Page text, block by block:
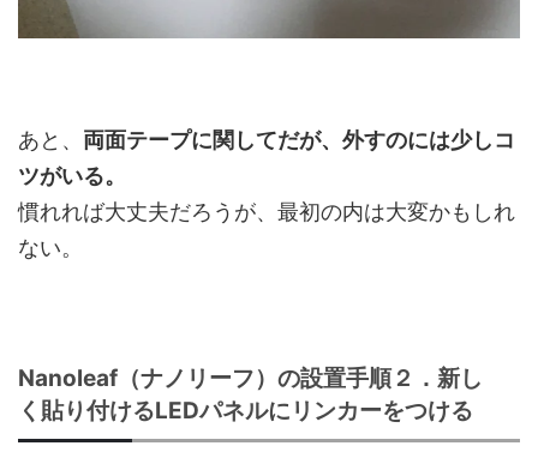
あと、 両面テープに関してだが、外すのには少しコ
ツがいる。
慣れれば大丈夫だろうが、最初の内は大変かもしれ
ない。
Nanoleaf（ナノリーフ）の設置手順２．新し
く貼り付けるLEDパネルにリンカーをつける